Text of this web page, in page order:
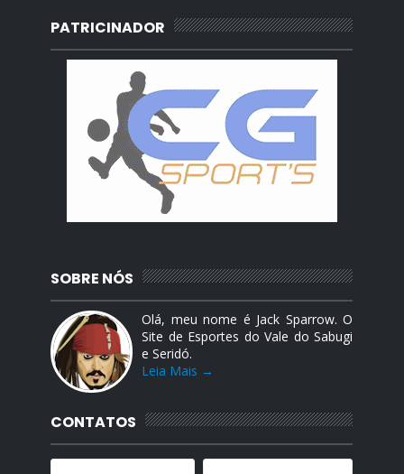
PATRICINADOR
SOBRE NÓS
Olá, meu nome é Jack Sparrow. O
Site de Esportes do Vale do Sabugi
e Seridó.
Leia Mais →
CONTATOS